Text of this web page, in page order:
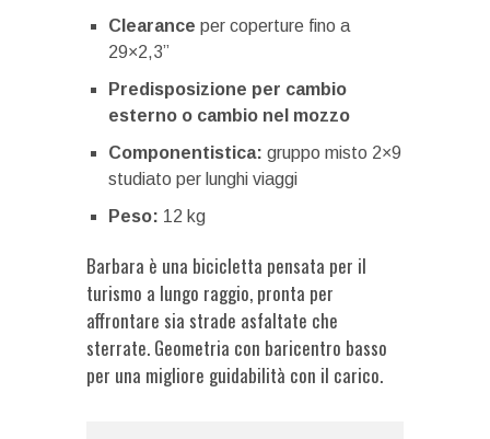
Clearance per coperture fino a
29×2,3”
Predisposizione per cambio
esterno o cambio nel mozzo
Componentistica: gruppo misto 2×9
studiato per lunghi viaggi
Peso: 12 kg
Barbara è una bicicletta pensata per il
turismo a lungo raggio, pronta per
affrontare sia strade asfaltate che
sterrate. Geometria con baricentro basso
per una migliore guidabilità con il carico.